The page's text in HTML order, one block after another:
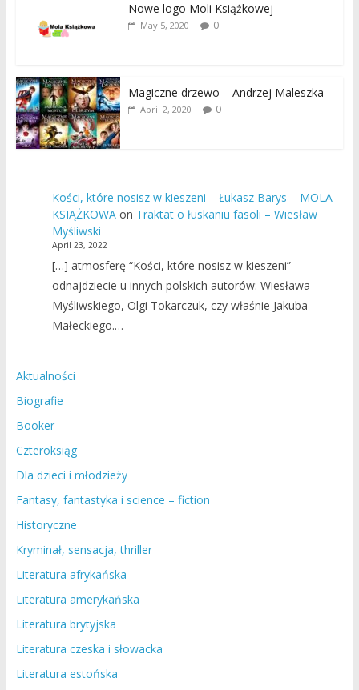
Nowe logo Moli Książkowej
May 5, 2020 0
Magiczne drzewo – Andrzej Maleszka
April 2, 2020 0
Kości, które nosisz w kieszeni – Łukasz Barys – MOLA
KSIĄŻKOWA on Traktat o łuskaniu fasoli – Wiesław
Myśliwski
April 23, 2022
[…] atmosferę “Kości, które nosisz w kieszeni”
odnajdziecie u innych polskich autorów: Wiesława
Myśliwskiego, Olgi Tokarczuk, czy właśnie Jakuba
Małeckiego.…
Aktualności
Biografie
Booker
Czteroksiąg
Dla dzieci i młodzieży
Fantasy, fantastyka i science – fiction
Historyczne
Kryminał, sensacja, thriller
Literatura afrykańska
Literatura amerykańska
Literatura brytyjska
Literatura czeska i słowacka
Literatura estońska